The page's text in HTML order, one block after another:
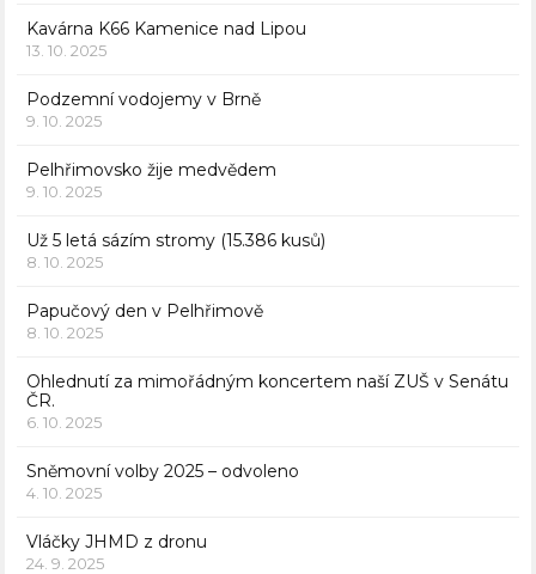
Kavárna K66 Kamenice nad Lipou
13. 10. 2025
Podzemní vodojemy v Brně
9. 10. 2025
Pelhřimovsko žije medvědem
9. 10. 2025
Už 5 letá sázím stromy (15.386 kusů)
8. 10. 2025
Papučový den v Pelhřimově
8. 10. 2025
Ohlednutí za mimořádným koncertem naší ZUŠ v Senátu
ČR.
6. 10. 2025
Sněmovní volby 2025 – odvoleno
4. 10. 2025
Vláčky JHMD z dronu
24. 9. 2025